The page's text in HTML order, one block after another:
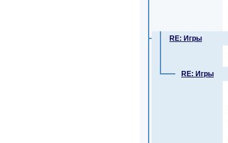
RE: Игры
RE: Игры